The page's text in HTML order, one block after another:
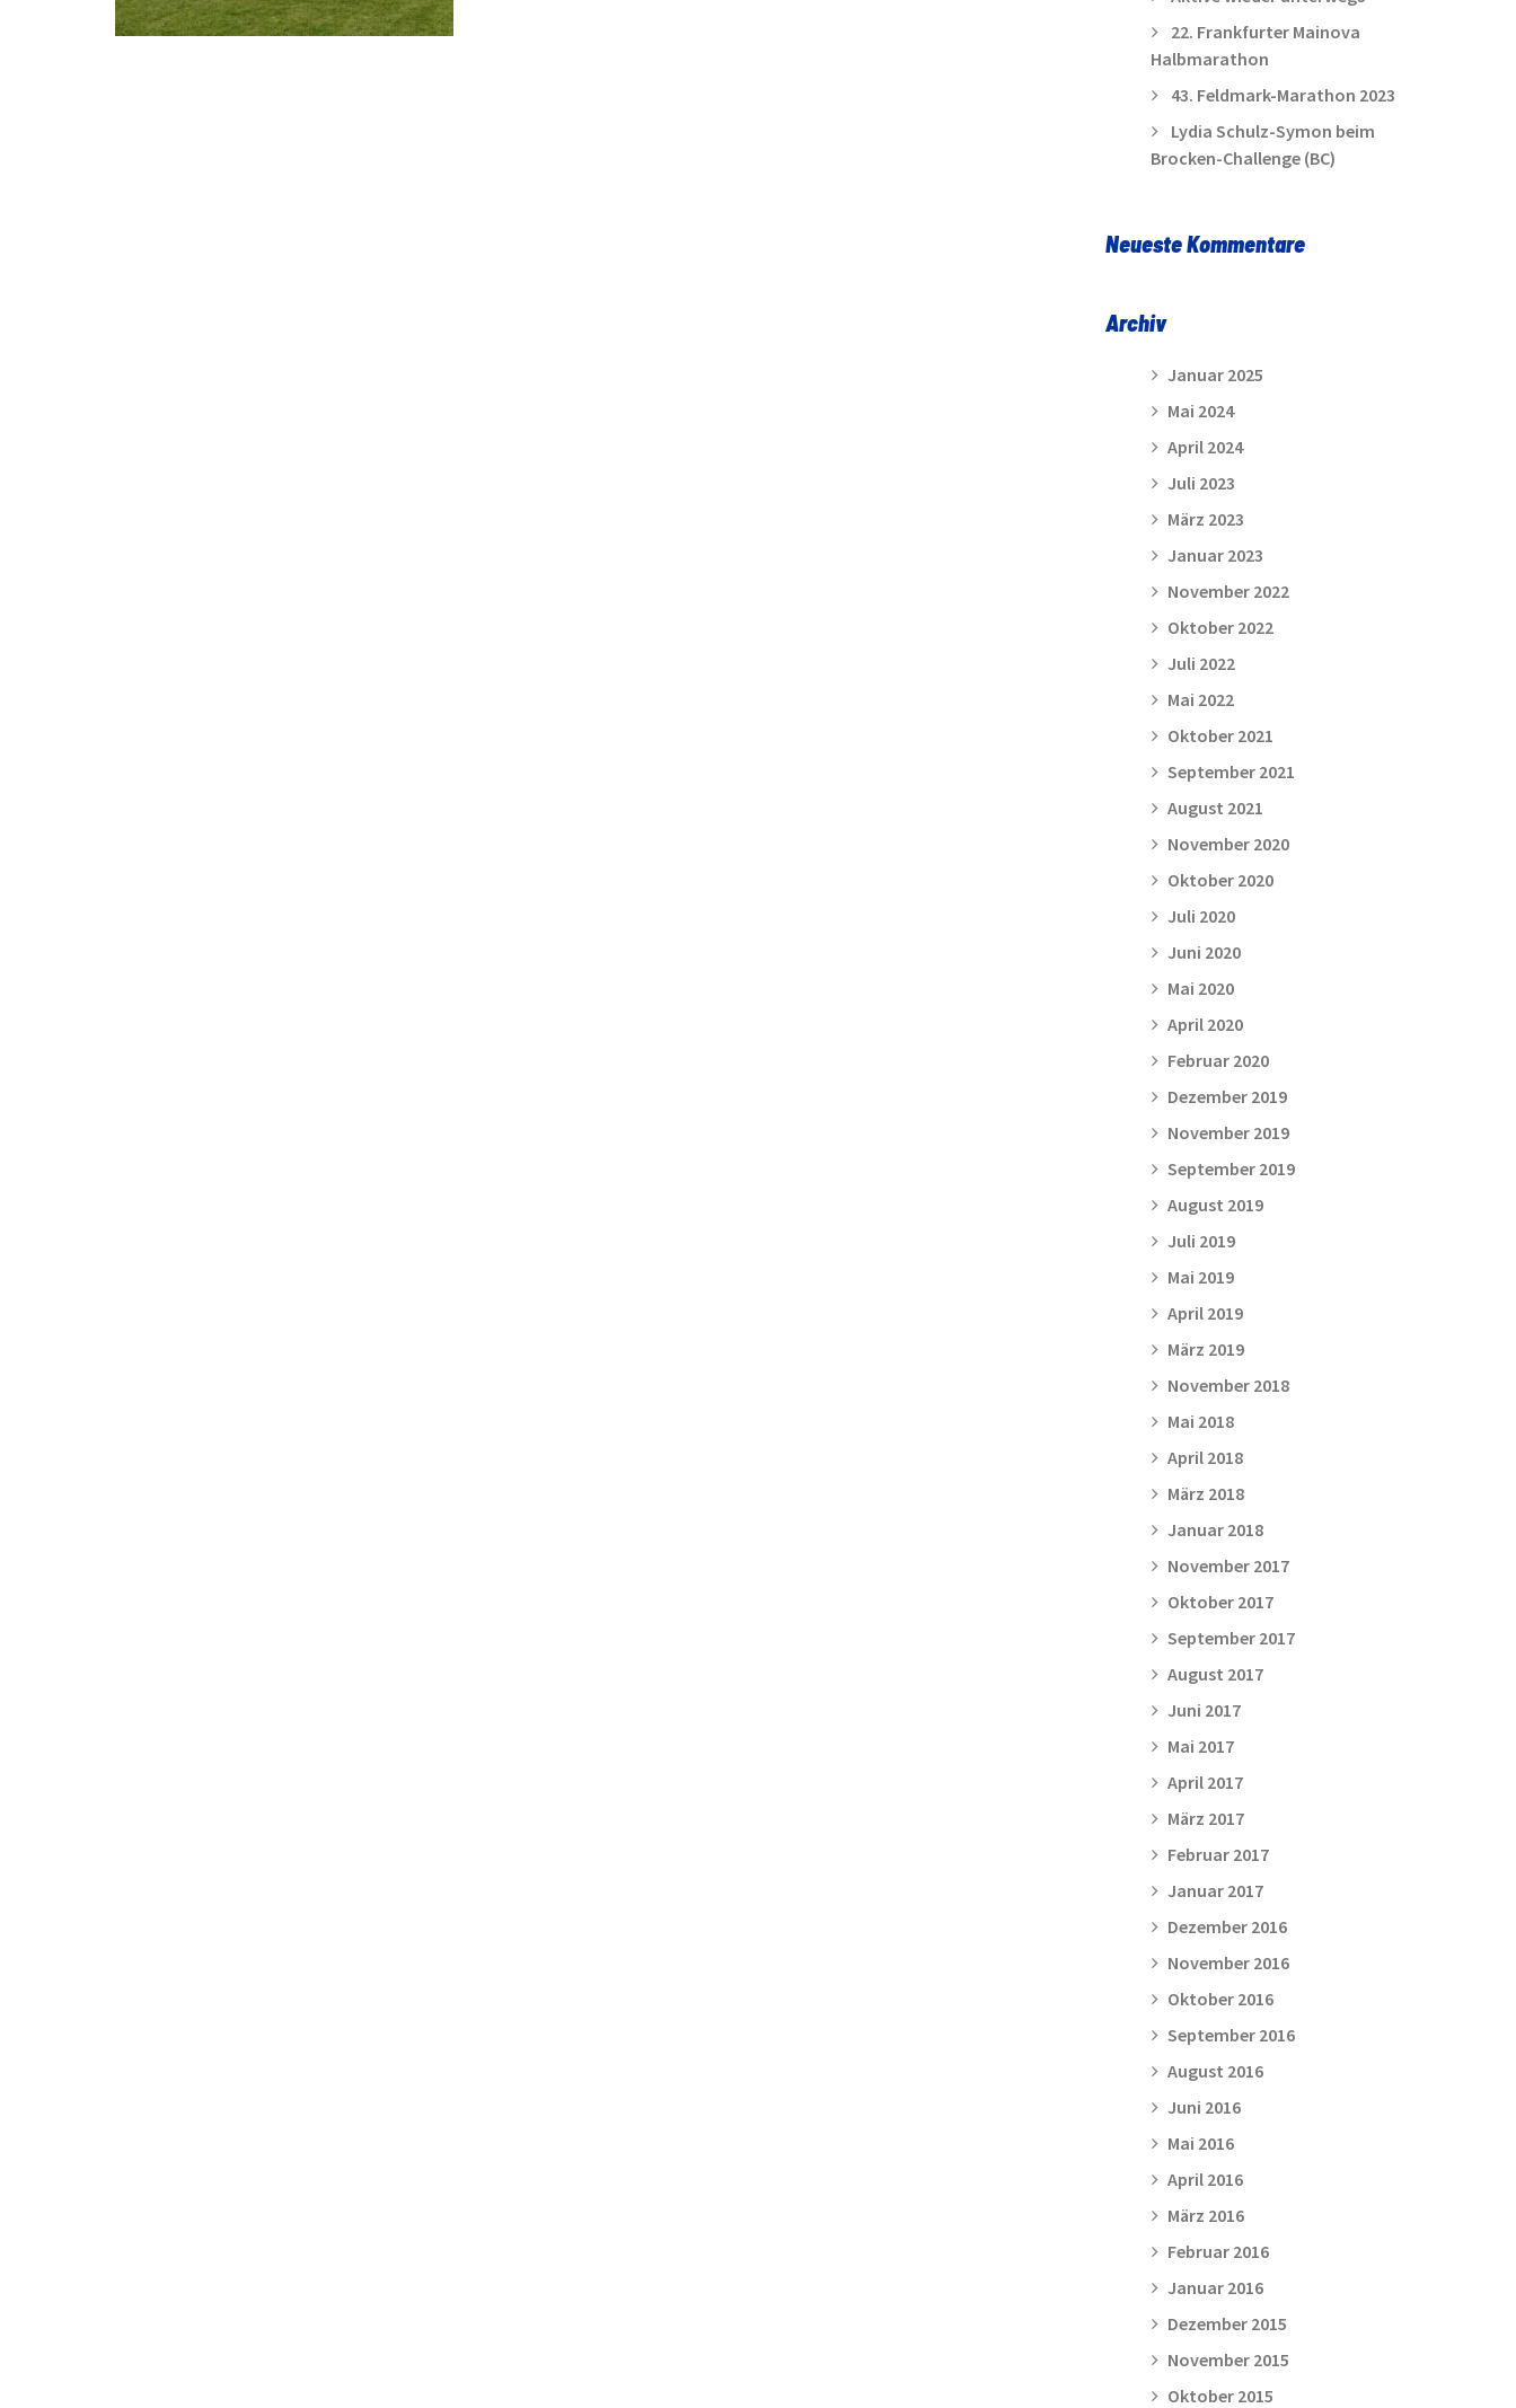
22. Frankfurter Mainova
Halbmarathon
43. Feldmark-Marathon 2023
Lydia Schulz-Symon beim
Brocken-Challenge (BC)
Neueste Kommentare
Archiv
Januar 2025
Mai 2024
April 2024
Juli 2023
März 2023
Januar 2023
November 2022
Oktober 2022
Juli 2022
Mai 2022
Oktober 2021
September 2021
August 2021
November 2020
Oktober 2020
Juli 2020
Juni 2020
Mai 2020
April 2020
Februar 2020
Dezember 2019
November 2019
September 2019
August 2019
Juli 2019
Mai 2019
April 2019
März 2019
November 2018
Mai 2018
April 2018
März 2018
Januar 2018
November 2017
Oktober 2017
September 2017
August 2017
Juni 2017
Mai 2017
April 2017
März 2017
Februar 2017
Januar 2017
Dezember 2016
November 2016
Oktober 2016
September 2016
August 2016
Juni 2016
Mai 2016
April 2016
März 2016
Februar 2016
Januar 2016
Dezember 2015
November 2015
Oktober 2015